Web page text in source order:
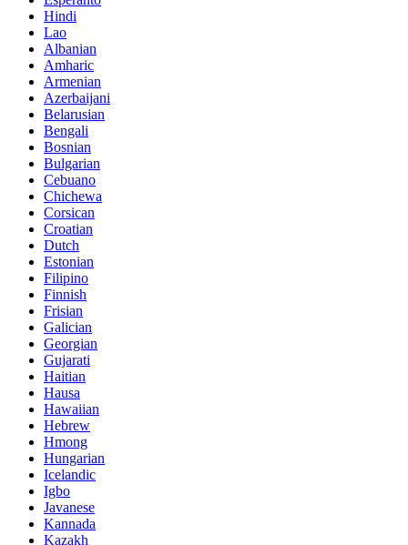
Hindi
Lao
Albanian
Amharic
Armenian
Azerbaijani
Belarusian
Bengali
Bosnian
Bulgarian
Cebuano
Chichewa
Corsican
Croatian
Dutch
Estonian
Filipino
Finnish
Frisian
Galician
Georgian
Gujarati
Haitian
Hausa
Hawaiian
Hebrew
Hmong
Hungarian
Icelandic
Igbo
Javanese
Kannada
Kazakh